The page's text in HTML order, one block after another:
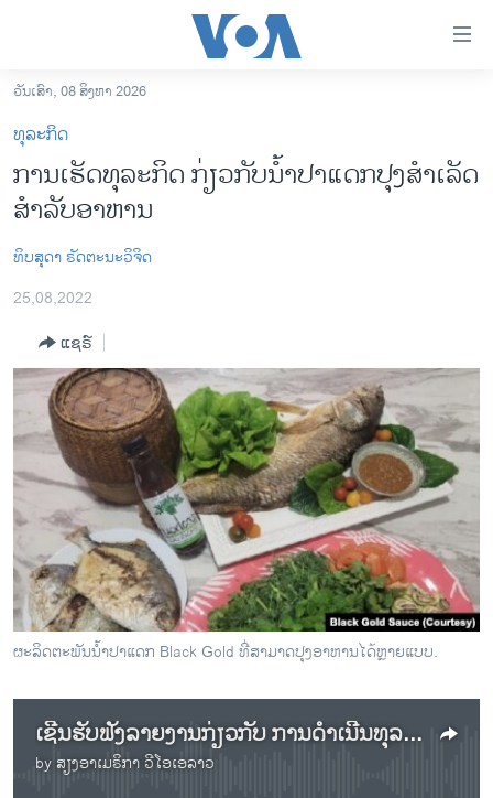
ເຂົ້າ
ຫາ
ຂ້າມ
ຂ້າມ
ຂ້າມ
ຫາ
ຊອກ
ຄົ້ນ
ລາວ
ອາເມຣິກາ
ຂ່າວ​ຈີນ
ໂລກ
ເອເຊຍ
ອິດສະຫຼະພາບດ້ານການຂ່າວ
ຊີວິດຊາວລາວ
ຊຸມຊົນຊາວລາວ
ວິທະຍາສາດ-ເທັກໂນໂລຈີ
ທຸລະກິດ
ພາສາອັງກິດ
ວີດີໂອ
ຕິດຕາມພວກເຮົາ ທີ່
ວັນເສົາ, 08 ສິງຫາ 2026
ທຸລະກິດ
ການເຮັດທຸລະກິດ ກ່ຽວກັບນໍ້າປາແດກປຸງສໍາເລັດ
ສໍາລັບອາຫານ
ທິບສຸດາ ຣັດຕະນະວິຈິດ
25,08,2022
ແຊຣ໌
ຜະລິດຕະພັນນໍ້າປາແດກ Black Gold ທີ່ສາມາດປຸງອາຫານໄດ້ຫຼາຍແບບ.
ເຊີນຮັບຟັງລາຍງານກ່ຽວກັບ ການດໍາເນີນທຸລະກິດກ່ຽວກັບນໍ້າປາແດກປຸງສໍາເລັດ
by ສຽງອາເມຣິກາ ວີໂອເອລາວ
No media source currently available